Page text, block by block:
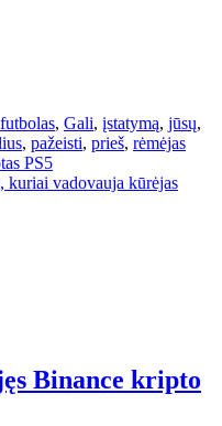
futbolas, Gali, įstatymą, jūsų,
, pažeisti, prieš, rėmėjas
PS5
kuriai vadovauja kūrėjas
Binance kripto